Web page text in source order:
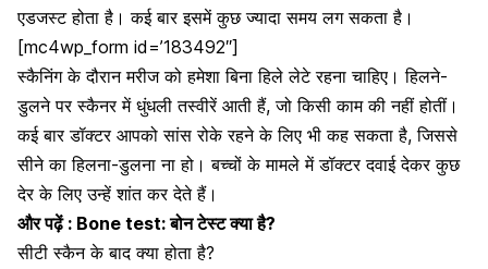
एडजस्ट होता है। कई बार इसमें कुछ ज्यादा समय लग सकता है।
[mc4wp_form id=’183492″]
स्कैनिंग के दौरान मरीज को हमेशा बिना हिले लेटे रहना चाहिए। हिलने-
डुलने पर स्कैनर में धुंधली तस्वीरें आती हैं, जो किसी काम की नहीं होतीं।
कई बार डॉक्टर आपको सांस रोके रहने के लिए भी कह सकता है, जिससे
सीने का हिलना-डुलना ना हो। बच्चों के मामले में डॉक्टर दवाई देकर कुछ
देर के लिए उन्हें शांत कर देते हैं।
और पढ़ें : Bone test: बोन टेस्ट क्या है?
सीटी स्कैन के बाद क्या होता है?